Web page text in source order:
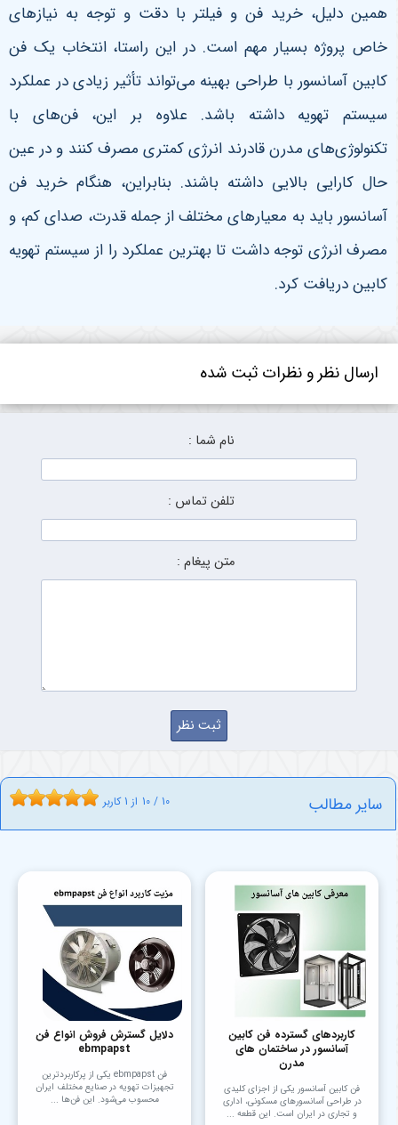
همین دلیل، خرید فن و فیلتر با دقت و توجه به نیازهای
خاص پروژه بسیار مهم است. در این راستا، انتخاب یک فن
کابین آسانسور با طراحی بهینه می‌تواند تأثیر زیادی در عملکرد
سیستم تهویه داشته باشد. علاوه بر این، فن‌های با
تکنولوژی‌های مدرن قادرند انرژی کمتری مصرف کنند و در عین
حال کارایی بالایی داشته باشند. بنابراین، هنگام خرید فن
آسانسور باید به معیارهای مختلف از جمله قدرت، صدای کم، و
مصرف انرژی توجه داشت تا بهترین عملکرد را از سیستم تهویه
کابین دریافت کرد.
ارسال نظر و نظرات ثبت شده
نام شما :
تلفن تماس :
متن پیغام :
سایر مطالب 10 / 10 از 1 کاربر
کاربردهای گسترده فن کابین
آسانسور در ساختمان های
مدرن
فن کابین آسانسور یکی از اجزای کلیدی
در طراحی آسانسورهای مسکونی، اداری
و تجاری در ایران است. این قطعه ...
دلایل گسترش فروش انواع فن
ebmpapst
فن ebmpapst یکی از پرکاربردترین
تجهیزات تهویه در صنایع مختلف ایران
محسوب می‌شود. این فن‌ها ...